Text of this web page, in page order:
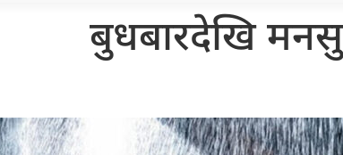
बुधबारदेखि